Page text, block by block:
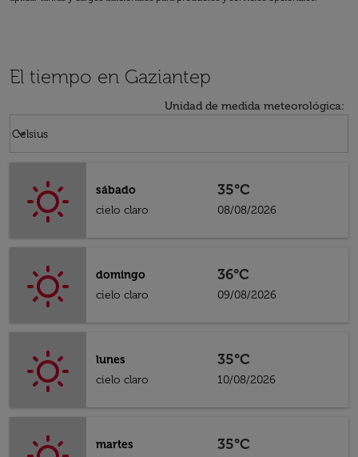
El tiempo en Gaziantep
Unidad de medida meteorológica:
Celsius
keyboard_arrow_down
sábado
cielo claro
35°C
08/08/2026
domingo
cielo claro
36°C
09/08/2026
lunes
cielo claro
35°C
10/08/2026
martes
35°C